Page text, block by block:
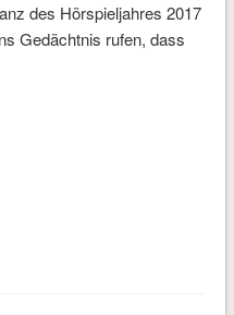
des Hörspieljahres 2017
Gedächtnis rufen, dass